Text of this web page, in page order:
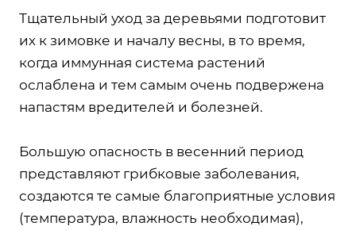
Тщательный уход за деревьями подготовит
их к зимовке и началу весны, в то время,
когда иммунная система растений
ослаблена и тем самым очень подвержена
напастям вредителей и болезней.
Большую опасность в весенний период
представляют грибковые заболевания,
создаются те самые благоприятные условия
(температура, влажность необходимая),